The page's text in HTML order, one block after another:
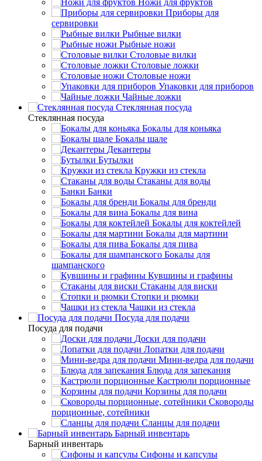
Приборы для
сервировки
Рыбные вилки
Рыбные ножи
Столовые вилки
Столовые ложки
Столовые ножи
Упаковки для приборов
Чайные ложки
Стеклянная посуда
Стеклянная посуда
Бокалы для коньяка
Бокалы шале
Декантеры
Бутылки
Кружки из стекла
Стаканы для воды
Банки
Бокалы для бренди
Бокалы для вина
Бокалы для коктейлей
Бокалы для мартини
Бокалы для пива
Бокалы для
шампанского
Кувшины и графины
Стаканы для виски
Стопки и рюмки
Чашки из стекла
Посуда для подачи
Посуда для подачи
Доски для подачи
Лопатки для подачи
Мини-ведра для подачи
Блюда для запекания
Кастрюли порционные
Корзины для подачи
Сковороды
порционные, сотейники
Сланцы для подачи
Барный инвентарь
Барный инвентарь
Сифоны и капсулы